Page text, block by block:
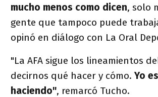
mucho menos como dicen, solo
gente que tampoco puede
opinó en diálogo con La Oral
"La AFA sigue los lineamientos
decirnos qué hacer y cómo. Yo
haciendo", remarcó Tucho.